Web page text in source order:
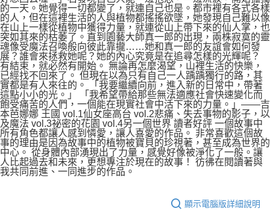
的一天。她覺得一切都變了，就連自己也是。都市裡有各式各樣
的人，但在這裡生活的人與植物都搖搖欲墜，她發現自己難以像
在山上一樣從植物中獲得力量，就連從山上帶下來的仙人掌，也
突如其來的枯萎了。直到園藝大師真一郎的出現，兩株寂寞的靈
魂像受魔法召喚般向彼此靠攏……她和真一郎的友誼會如何發
展？誰會來拯救她呢？她的內心究竟是在追尋怎樣的光輝呢？
有結束，就必然有開始。 無論再怎麼渴望，山裡生活的快樂，
已經找不回來了。 但現在以為只有自己一人踽踽獨行的路，其
實都是有人來往的。 「我要繼續向前，進入新的日常中，帶著
這點小小的光。」 「我希望帶給那些無法適應社會快速變化而
飽受痛苦的人們，一個能在現實社會中活下來的力量。」——吉
本芭娜娜 王國 vol.1仙女座高台 vol.2悲痛、失去事物的影子，以
及魔法 vol.3祕密的花園 vol.4另一個世界 讀者好評 一個故事中
所有角色都讓人感到憐愛，讓人喜愛的作品。 非常喜歡這個故
事的理由是因為故事中的植物被寶貝的珍視著，甚至成為世界的
中心。 從身體內部湧現出了力量，感覺好像被淨化了一般。讓
人比起過去和未來，更想專注於現在的故事！ 彷彿在閱讀著與
我共同前進、一同進步的作品。
顯示電腦版詳細說明